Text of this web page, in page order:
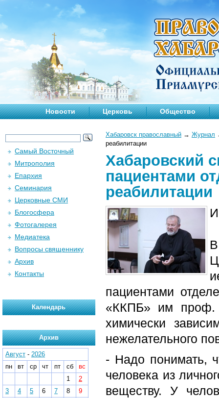
Новости Церковь Общество
Хабаровск православный → Журнал
реабилитации
Хабаровский
пациентами
реабилитации
пациентами
«ККПБ» им
химически
нежелательного
- Надо понимать,
человека из
веществу. У
Самый Восточный
Митрополия
Епархия
Семинария
Церковные СМИ
Блогосфера
Фотогалерея
Медиатека
Вопросы священнику
Архив
Контакты
Календарь
Архив
Август - 2026
пн
вт ср чт пт сб
вс
1
2
3
4 5 6 7 8
9